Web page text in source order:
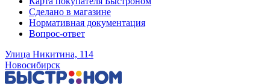
Сделано в магазине
Нормативная документация
Вопрос-ответ
Улица Никитина, 114
Новосибирск